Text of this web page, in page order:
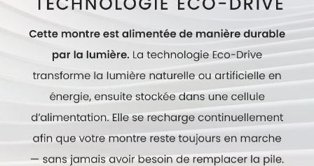
du calibre : E168.
Modèle #:EO2023-00W